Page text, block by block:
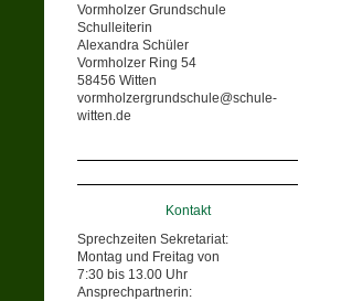
Vormholzer Grundschule
Schulleiterin
Alexandra Schüler
Vormholzer Ring 54
58456 Witten
vormholzergrundschule@schule-
witten.de
Kontakt
Sprechzeiten Sekretariat:
Montag und Freitag von
7:30 bis 13.00 Uhr
Ansprechpartnerin: